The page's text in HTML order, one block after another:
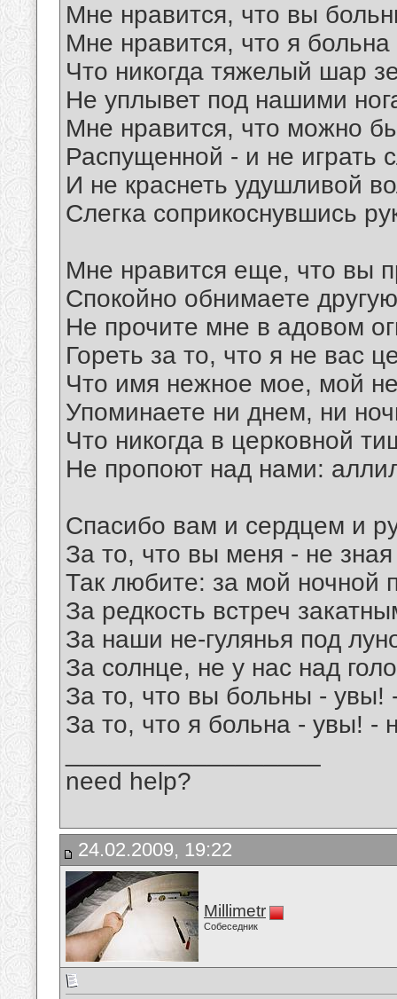
Мне нравится, что вы
Мне нравится, что я
Что никогда тяжелый шар
Не уплывет под нашими
Мне нравится, что можно
Распущенной - и не играть
И не краснеть удушливой
Слегка соприкоснувшись
Мне нравится еще, что вы
Спокойно обнимаете
Не прочите мне в адовом
Гореть за то, что я не вас
Что имя нежное мое, мой
Упоминаете ни днем, ни
Что никогда в церковной
Не пропоют над нами:
Спасибо вам и сердцем и
За то, что вы меня - не
Так любите: за мой ночной
За редкость встреч
За наши не-гулянья под
За солнце, не у нас над
За то, что вы больны - увы!
За то, что я больна - увы! -
need help?
24.02.2009, 19:22
Millimetr
Собеседник